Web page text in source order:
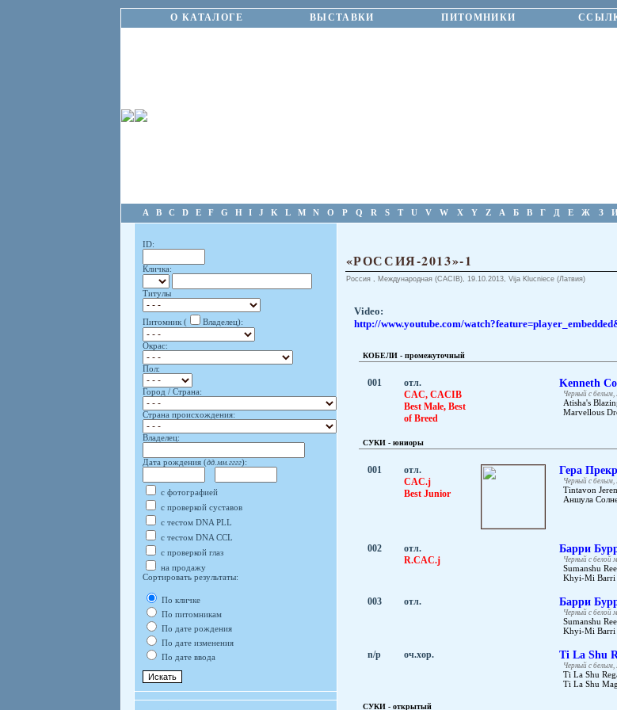
О КАТАЛОГЕ ВЫСТАВКИ ПИТОМНИКИ
A B C D E F G H I J K L M N O P Q R S T U V W X Y Z А Б В Г Д Е Ж З И
ID:
Кличка:
Титулы
Питомник ( Владелец):
Окрас:
Пол:
Город / Страна:
Страна происхождения:
Владелец:
Дата рождения (дд.мм.гггг):
с фотографией
с проверкой суставов
с тестом DNA PLL
с тестом DNA CCL
с проверкой глаз
на продажу
Сортировать результаты:
По кличке
По питомникам
По дате рождения
По дате изменения
По дате ввода
«РОССИЯ-2013»-1
Россия , Международная (CACIB), 19.10.2013, Vija Klucniece (Латвия)
Video:
http://www.youtube.com/
КОБЕЛИ - промежуточный
001
отл.
CAC, CACIB
Best Male, Best
of Breed
Kenneth
Черный с
Atisha's
Marvellous
СУКИ - юниоры
001
отл.
CAC.j
Best Junior
Гера
Черный с
Tintavon
Аншула
002
отл.
R.CAC.j
Барри
Черный с белой
Sumanshu
Khyi-Mi Barri
003 отл. Барри
Черный с белой
Sumanshu
Khyi-Mi Barri
n/p оч.хор. Ti La Shu
Черный с
Ti La Shu
Ti La Shu
СУКИ - открытый